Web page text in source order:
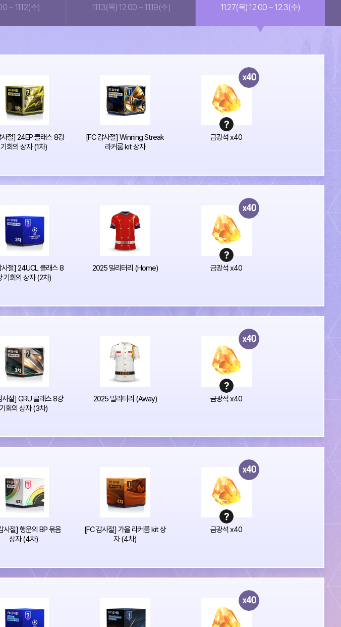
~ 11.12(수) 11.13(목) 12:00 ~ 11.19(수) 11.27(목) 12:00 ~ 12.3(수)
절] 24EP 클래스 8강
기회의 상자 (1차)
[FC 감사절] Winning Streak
라커룸 kit 상자
금광석 x40
사절] 24UCL 클래스 8
기회의 상자 (2차)
2025 밀리터리 (Home) 금광석 x40
사절] GRU 클래스 8강
기회의 상자 (3차)
2025 밀리터리 (Away) 금광석 x40
사절] 행운의 BP 묶음
상자 (4차)
[FC 감사절] 가을 라커룸 kit 상
자 (4차)
금광석 x40